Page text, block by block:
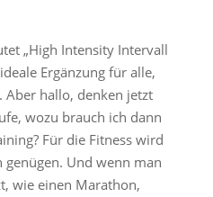
„High Intensity Intervall
Ergänzung für alle,
Aber hallo, denken jetzt
wozu brauch ich dann
Für die Fitness wird
genügen. Und wenn man
wie einen Marathon,